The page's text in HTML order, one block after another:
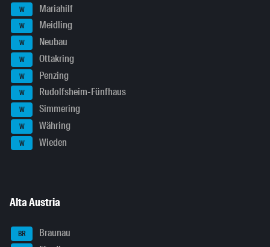
W Mariahilf
W Meidling
W Neubau
W Ottakring
W Penzing
W Rudolfsheim-Fünfhaus
W Simmering
W Währing
W Wieden
Alta Austria
BR Braunau